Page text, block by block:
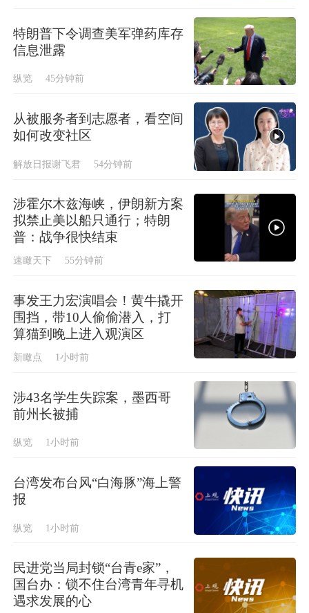
特朗普下令调查美军弹药库存
信息泄露
纵览 45分钟前
从被服务者到志愿者，看空间
如何改变社区
解放日报谢飞君 54分钟前
涉霍尔木兹海峡，伊朗新方案
拟禁止美以船只通行；特朗
普：战争很快结束
速瞰天下 55分钟前
事发王力宏演唱会！黄牛撬开
围挡，带10人偷偷潜入，打
算猫到晚上进入观演区
新瞰点 1小时前
涉43名学生失踪案，墨西哥
前州长被捕
纵览 1小时前
台湾发布台风“白海豚”海上警
报
纵览 1小时前
民进党当局封锁“台青e家”，
国台办：锁不住台湾青年寻机
遇求发展的心